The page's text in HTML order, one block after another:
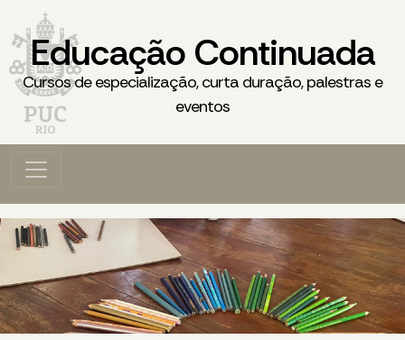
Educação Continuada
Cursos de especialização, curta duração, palestras e
eventos